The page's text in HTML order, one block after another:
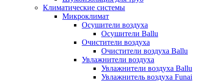
Климатические системы
Микроклимат
Осушители воздуха
Осушители Ballu
Очистители воздуха
Очистители воздуха Ballu
Увлажнители воздуха
Увлажнители воздуха Ballu
Увлажнитель воздуха Funai